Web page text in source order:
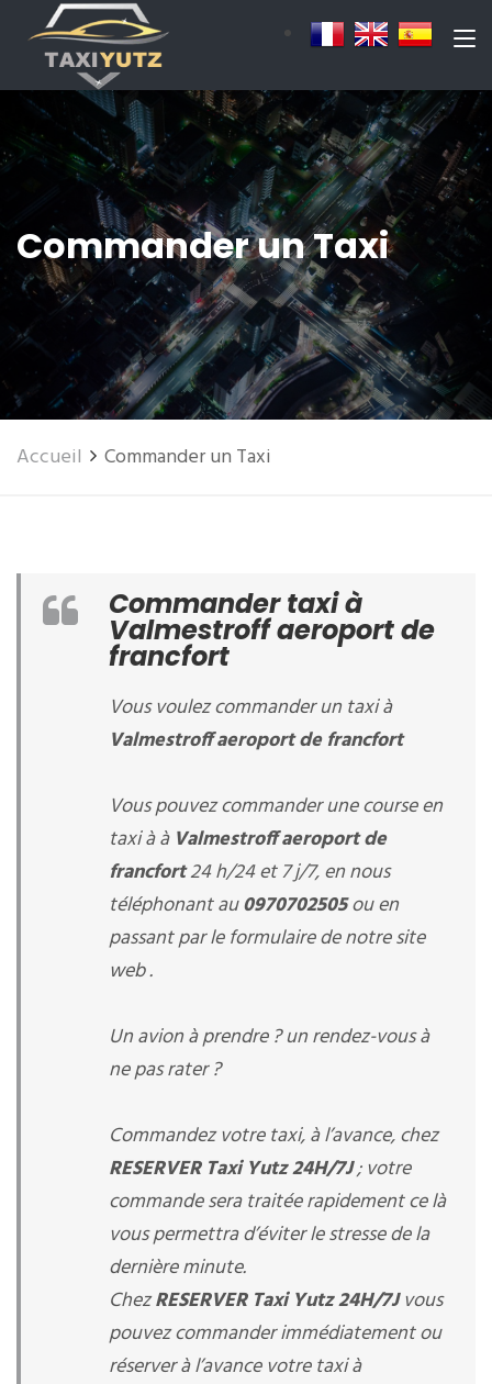
Commander un Taxi
Accueil Commander un Taxi
Commander taxi à
Valmestroff aeroport de
francfort
Vous voulez commander un taxi à
Valmestroff aeroport de francfort
Vous pouvez commander une course en
taxi à à Valmestroff aeroport de
francfort24 h/24 et 7 j/7, en nous
téléphonant au0970702505ou en
passant par le formulaire de notre site
web .
Un avion à prendre ? un rendez-vous à
ne pas rater ?
Commandez votre taxi, à l’avance, chez
RESERVER Taxi Yutz 24H/7J; votre
commande sera traitée rapidement ce là
vous permettra d’éviter le stresse de la
dernière minute.
ChezRESERVER Taxi Yutz 24H/7Jvous
pouvez commander immédiatement ou
réserver à l’avance votre taxi à